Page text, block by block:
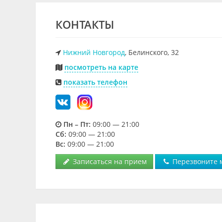
КОНТАКТЫ
Нижний Новгород, Белинского, 32
посмотреть на карте
показать телефон
Пн – Пт: 09:00 — 21:00
Cб: 09:00 — 21:00
Вс: 09:00 — 21:00
Записаться на прием
Перезвоните